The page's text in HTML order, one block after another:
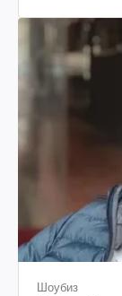
Шоубиз